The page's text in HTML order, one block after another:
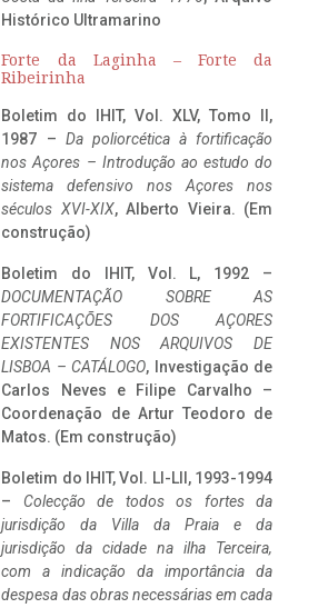
Histórico Ultramarino
Forte da Laginha – Forte da
Ribeirinha
Boletim do IHIT, Vol. XLV, Tomo II,
1987 – Da poliorcética à fortificação
nos Açores – Introdução ao estudo do
sistema defensivo nos Açores nos
séculos XVI-XIX, Alberto Vieira. (Em
construção)
Boletim do IHIT, Vol. L, 1992 –
DOCUMENTAÇÃO SOBRE AS
FORTIFICAÇÕES DOS AÇORES
EXISTENTES NOS ARQUIVOS DE
LISBOA – CATÁLOGO, Investigação de
Carlos Neves e Filipe Carvalho –
Coordenação de Artur Teodoro de
Matos. (Em construção)
Boletim do IHIT, Vol. LI-LII, 1993-1994
– Colecção de todos os fortes da
jurisdição da Villa da Praia e da
jurisdição da cidade na ilha Terceira,
com a indicação da importância da
despesa das obras necessárias em cada